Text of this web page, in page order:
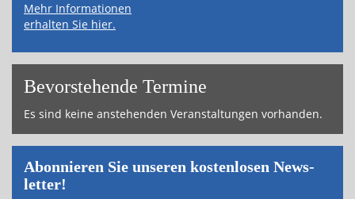
Mehr Informationen
erhalten Sie hier.
Bevor­ste­hende Ter­mi­ne
Es sind keine an­ste­hen­den Ver­an­stal­tun­gen vor­han­den.
Abon­nie­ren Sie un­se­ren kos­ten­lo­sen News­
let­ter!